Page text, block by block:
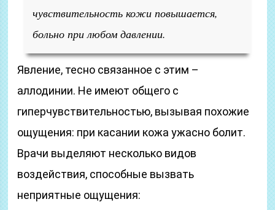
чувствительность кожи повышается,
больно при любом давлении.
Явление, тесно связанное с этим –
аллодинии. Не имеют общего с
гиперчувствительностью, вызывая похожие
ощущения: при касании кожа ужасно болит.
Врачи выделяют несколько видов
воздействия, способные вызвать
неприятные ощущения: